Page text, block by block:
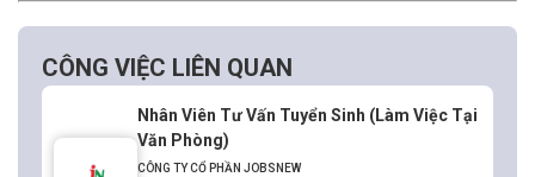
CÔNG VIỆC LIÊN QUAN
Nhân Viên Tư Vấn Tuyển Sinh (Làm Việc Tại
Văn Phòng)
CÔNG TY CỔ PHẦN JOBSNEW